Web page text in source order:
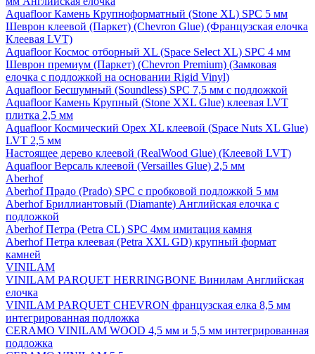
Aquafloor Камень Крупноформатный (Stone XL) SPC 5 мм
Шеврон клеевой (Паркет) (Chevron Glue) (Французская елочка
Клеевая LVT)
Aquafloor Космос отборный XL (Space Select XL) SPC 4 мм
Шеврон премиум (Паркет) (Chevron Premium) (Замковая
елочка с подложкой на основании Rigid Vinyl)
Aquafloor Бесшумный (Soundless) SPC 7,5 мм с подложкой
Aquafloor Камень Крупный (Stone XXL Glue) клеевая LVT
плитка 2,5 мм
Aquafloor Космический Орех XL клеевой (Space Nuts XL Glue)
LVT 2,5 мм
Настоящее дерево клеевой (RealWood Glue) (Клеевой LVT)
Aquafloor Версаль клеевой (Versailles Glue) 2,5 мм
Aberhof
Aberhof Прадо (Prado) SPC с пробковой подложкой 5 мм
Aberhof Бриллиантовый (Diamante) Английская елочка с
подложкой
Aberhof Петра (Petra CL) SPC 4мм имитация камня
Aberhof Петра клеевая (Petra XXL GD) крупный формат
камней
VINILAM
VINILAM PARQUET HERRINGBONE Винилам Английская
елочка
VINILAM PARQUET CHEVRON французская елка 8,5 мм
интегрированная подложка
CERAMO VINILAM WOOD 4,5 мм и 5,5 мм интегрированная
подложка